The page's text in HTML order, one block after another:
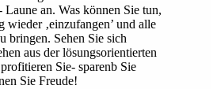
an. Was können Sie tun,
wieder ‚einzufangen’ und alle
bringen. Sehen Sie sich
aus der lösungsorientierten
Sie- sparenb Sie
Sie Freude!